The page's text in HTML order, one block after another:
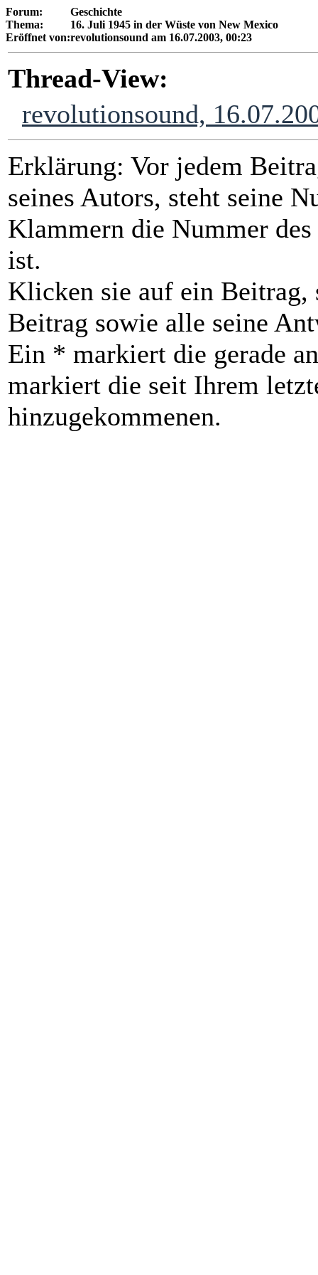
Forum:
Geschichte
Thema:
16. Juli 1945 in der Wüste von New Mexico
Eröffnet von:revolutionsound am 16.07.2003, 00:23
Thread-View:
revolutionsound,
Erklärung: Vor jedem
seines Autors, steht seine
Klammern die Nummer
ist.
Klicken sie auf ein Beitrag,
Beitrag sowie alle seine
Ein * markiert die gerade
markiert die seit Ihrem
hinzugekommenen.